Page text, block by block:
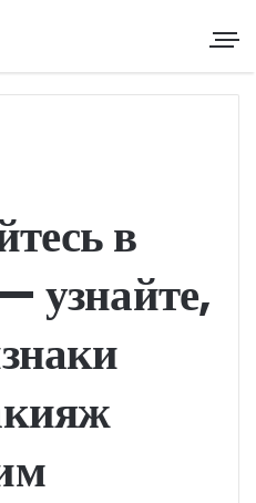
в
узнайте,